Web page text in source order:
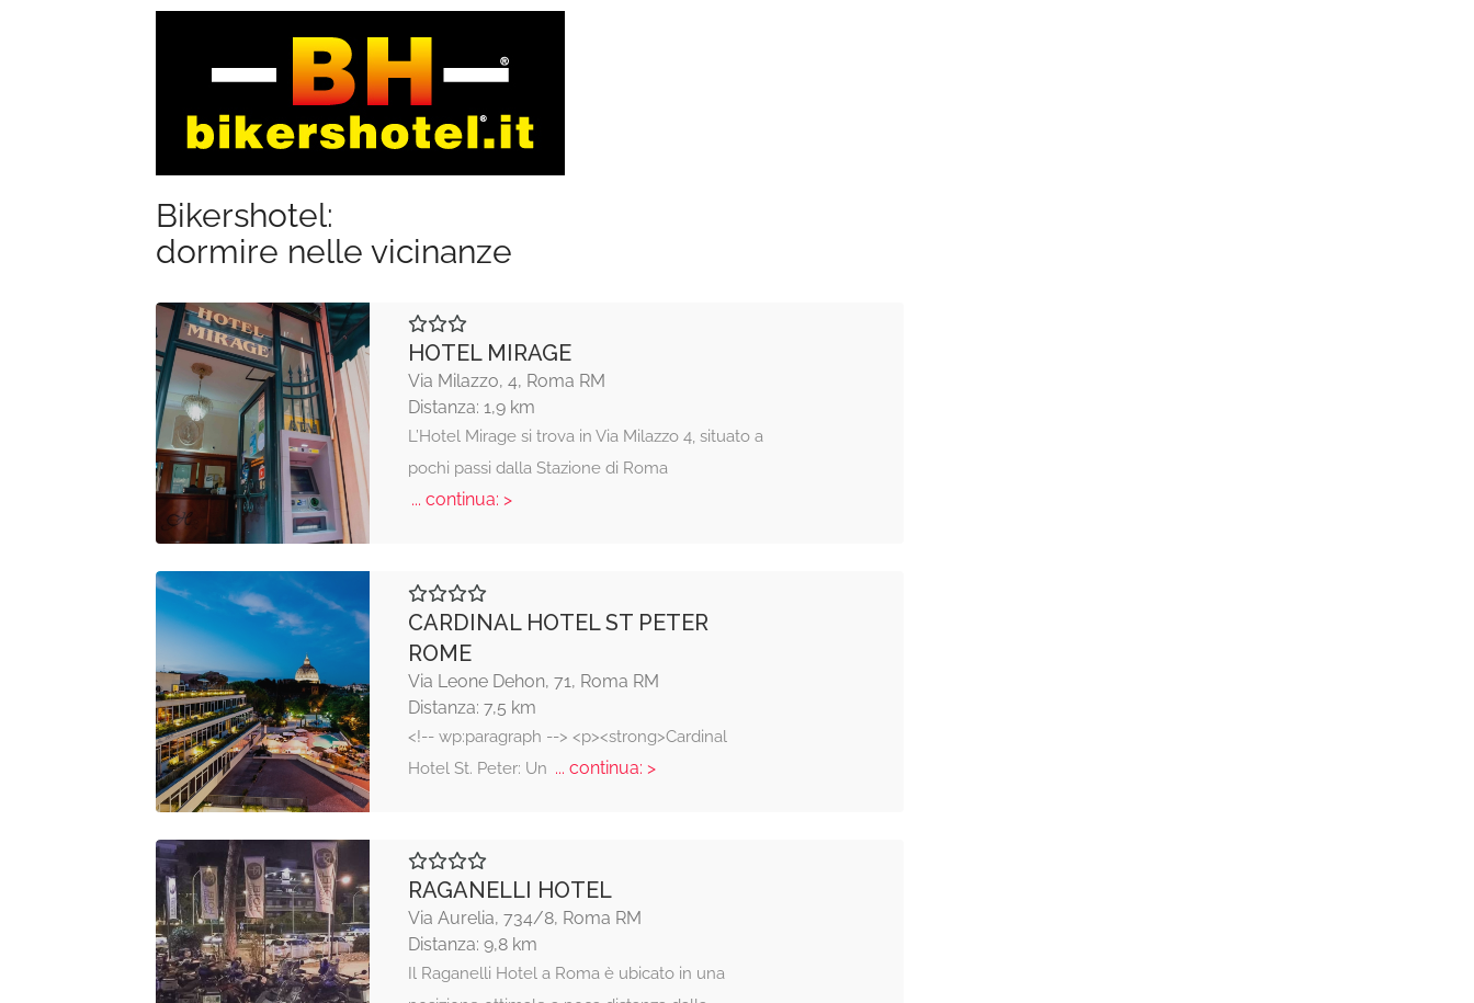
Bikershotel:
dormire nelle vicinanze
HOTEL MIRAGE
Via Milazzo, 4, Roma RM
Distanza: 1,9 km
L’Hotel Mirage si trova in Via Milazzo 4, situato a
pochi passi dalla Stazione di Roma
... continua: >
CARDINAL HOTEL ST PETER
ROME
Via Leone Dehon, 71, Roma RM
Distanza: 7,5 km
<!-- wp:paragraph --> <p><strong>Cardinal
Hotel St. Peter: Un... continua: >
RAGANELLI HOTEL
Via Aurelia, 734/8, Roma RM
Distanza: 9,8 km
Il Raganelli Hotel a Roma è ubicato in una